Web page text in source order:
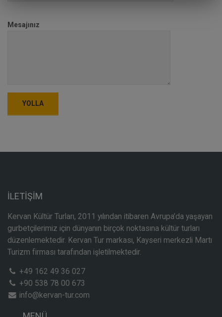
Mesajınız
İLETİŞİM
Kervan Kültür Turları, 2011 yılından itibaren Avrupa’da yaşayan
gurbetçilerimiz için dünyanın birçok noktasına kültür turları
düzenlemektedir. Kervan Tur markası, Kayseri merkezli Martı
Turizm firması tarafından işletilmektedir.
+49 162 49 36 027
+90 538 78 00 673
info@kervan-tur.com